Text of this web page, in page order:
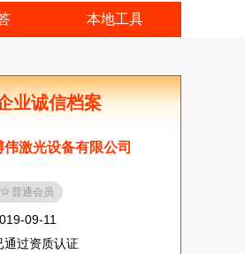
本地工具
业诚信档案
伟激光设备有限公司
普通会员
09-11
通过资质认证